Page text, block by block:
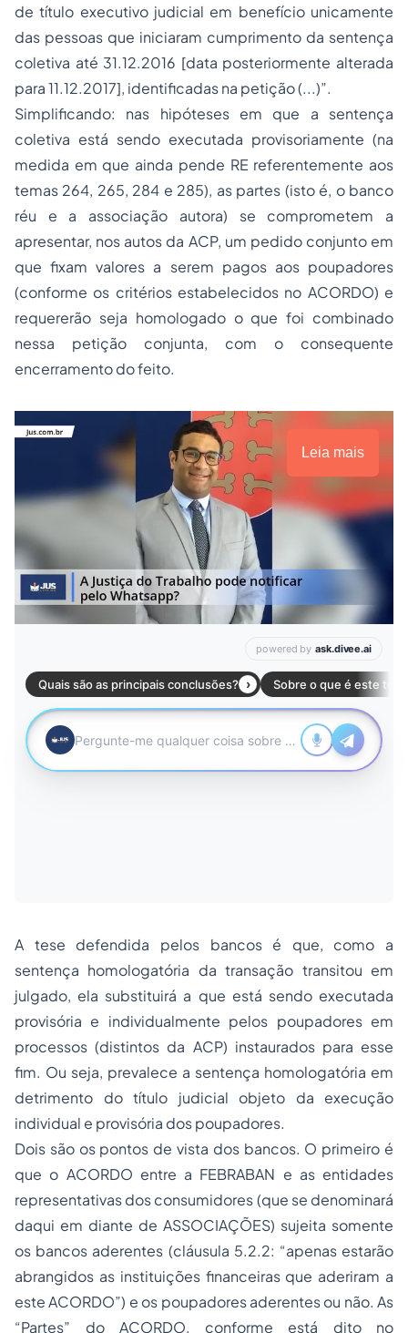
de título executivo judicial em benefício unicamente
das pessoas que iniciaram cumprimento da sentença
coletiva até 31.12.2016 [data posteriormente alterada
para 11.12.2017], identificadas na petição (...)”.
Simplificando: nas hipóteses em que a sentença
coletiva está sendo executada provisoriamente (na
medida em que ainda pende RE referentemente aos
temas 264, 265, 284 e 285), as partes (isto é, o banco
réu e a associação autora) se comprometem a
apresentar, nos autos da ACP, um pedido conjunto em
que fixam valores a serem pagos aos poupadores
(conforme os critérios estabelecidos no ACORDO) e
requererão seja homologado o que foi combinado
nessa petição conjunta, com o consequente
encerramento do feito.
Leia mais
A tese defendida pelos bancos é que, como a
sentença homologatória da transação transitou em
julgado, ela substituirá a que está sendo executada
provisória e individualmente pelos poupadores em
processos (distintos da ACP) instaurados para esse
fim. Ou seja, prevalece a sentença homologatória em
detrimento do título judicial objeto da execução
individual e provisória dos poupadores.
Dois são os pontos de vista dos bancos. O primeiro é
que o ACORDO entre a FEBRABAN e as entidades
representativas dos consumidores (que se denominará
daqui em diante de ASSOCIAÇÕES) sujeita somente
os bancos aderentes (cláusula 5.2.2: “apenas estarão
abrangidos as instituições financeiras que aderiram a
este ACORDO”) e os poupadores aderentes ou não. As
“Partes” do ACORDO, conforme está dito no